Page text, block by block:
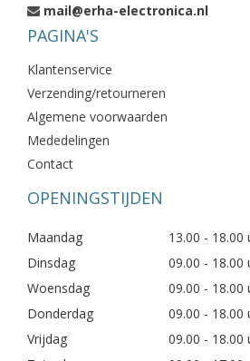
mail@erha-electronica.nl
PAGINA'S
Klantenservice
Verzending/retourneren
Algemene voorwaarden
Mededelingen
Contact
OPENINGSTIJDEN
Maandag
13.00 - 18.00
Dinsdag
09.00 - 18.00
Woensdag
09.00 - 18.00
Donderdag
09.00 - 18.00
Vrijdag
09.00 - 18.00